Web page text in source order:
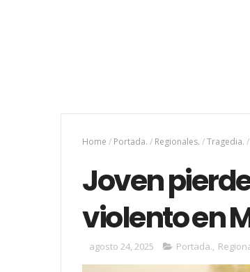
Home / Portada. / Regionales. /Tragedia. /
Joven
violento en
agosto 24, 2025 Portada.,